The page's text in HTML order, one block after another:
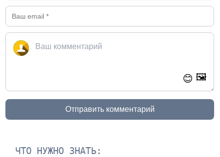
😊 🖼️
Отправить комментарий
ЧТО НУЖНО ЗНАТЬ: